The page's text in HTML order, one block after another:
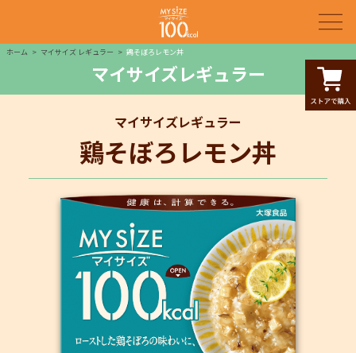
ホーム マイサイズ レギュラー 鶏そぼろレモン丼
マイサイズレギュラー
マイサイズレギュラー
鶏そぼろレモン丼